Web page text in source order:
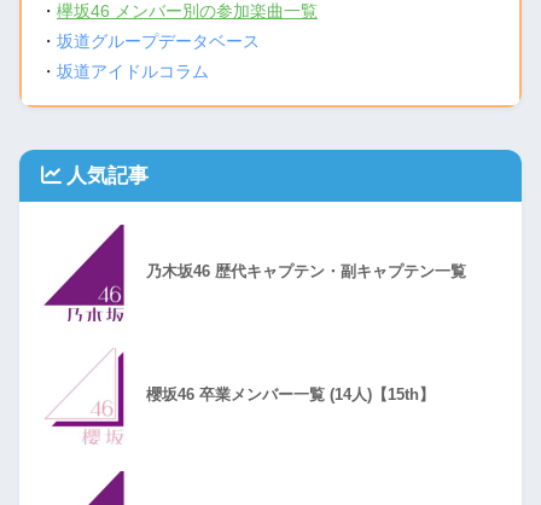
・欅坂46 メンバー別の参加楽曲一覧
・坂道グループデータベース
・坂道アイドルコラム
人気記事
乃木坂46 歴代キャプテン・副キャプテン一覧
櫻坂46 卒業メンバー一覧 (14人)【15th】